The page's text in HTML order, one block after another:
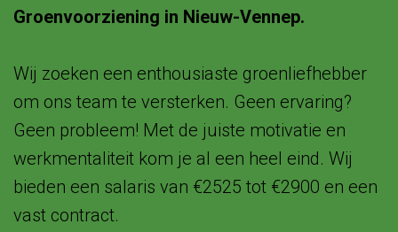
Groenvoorziening in Nieuw-Vennep.
Wij zoeken een enthousiaste groenliefhebber
om ons team te versterken. Geen ervaring?
Geen probleem! Met de juiste motivatie en
werkmentaliteit kom je al een heel eind. Wij
bieden een salaris van €2525 tot €2900 en een
vast contract.